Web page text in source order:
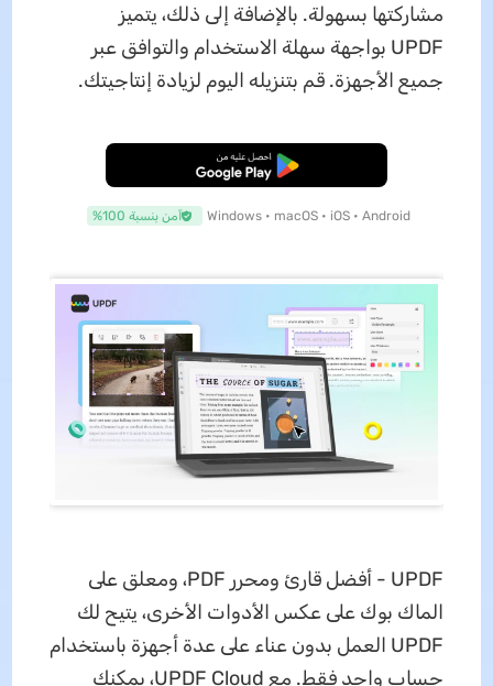
مشاركتها بسهولة. بالإضافة إلى ذلك، يتميز
UPDF بواجهة سهلة الاستخدام والتوافق عبر
جميع الأجهزة. قم بتنزيله اليوم لزيادة إنتاجيتك.
تنزيل مجاني
Windows • macOS • iOS • Android آمن بنسبة 100%
UPDF - أفضل قارئ ومحرر PDF، ومعلق على
الماك بوك على عكس الأدوات الأخرى، يتيح لك
UPDF العمل بدون عناء على عدة أجهزة باستخدام
حساب واحد فقط. مع UPDF Cloud، يمكنك